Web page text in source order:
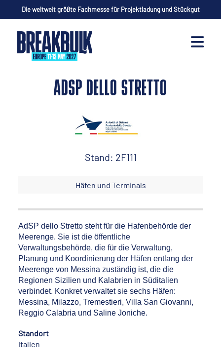
Die weltweit größte Fachmesse für Projektladung und Stückgut
ADSP DELLO STRETTO
Stand: 2F111
Häfen und Terminals
AdSP dello Stretto steht für die Hafenbehörde der
Meerenge. Sie ist die öffentliche
Verwaltungsbehörde, die für die Verwaltung,
Planung und Koordinierung der Häfen entlang der
Meerenge von Messina zuständig ist, die die
Regionen Sizilien und Kalabrien in Süditalien
verbindet. Konkret verwaltet sie sechs Häfen:
Messina, Milazzo, Tremestieri, Villa San Giovanni,
Reggio Calabria und Saline Joniche.
Standort
Italien